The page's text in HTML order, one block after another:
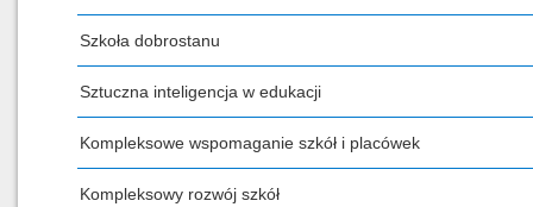
Szkoła dobrostanu
Sztuczna inteligencja w edukacji
Kompleksowe wspomaganie szkół i placówek
Kompleksowy rozwój szkół